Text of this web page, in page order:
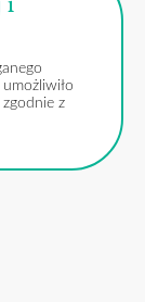
i
z